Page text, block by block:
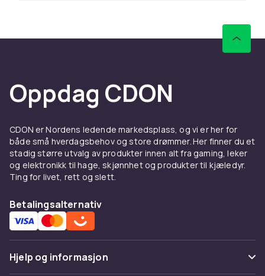
kontaktpunktene. CIB med originalemballasje
er mest verdifull men løse spill fungerer like
prisgunstig – det er også miljøvennlig. Hvert
brukt spill eller konsoll som kjøpes i stedet for
nytt reduserer produksjonen av nytt materiale
og forlenger produktenes levetid.
Når du kjøper brukte spill og konsoller – sjekk
alltid stand og fullstendighet. Spill i
originalemballasje (CIB) med manual er mest
men gir den samme spillopplevelsen.
Hos CDON finner du et bredt sortiment av
brukte spillprodukter til konkurransedyktige
sparer penger og bidrar til mer bærekraftig
Oppdag CDON
CDON er Nordens ledende markedsplass, og vi er her for
både små hverdagsbehov og store drømmer. Her finner du et
stadig større utvalg av produkter innen alt fra gaming, leker
og elektronikk til hage, skjønnhet og produkter til kjæledyr.
Ting for livet, rett og slett.
Betalingsalternativ
Hjelp og informasjon